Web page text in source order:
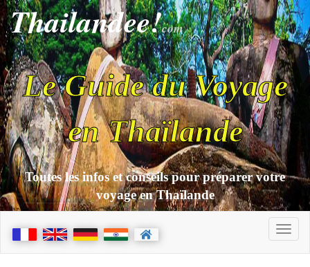
Thailandee!com
Le Guide du Voyage
en Thaïlande
Toutes les infos et conseils pour préparer votre
voyage en Thaïlande